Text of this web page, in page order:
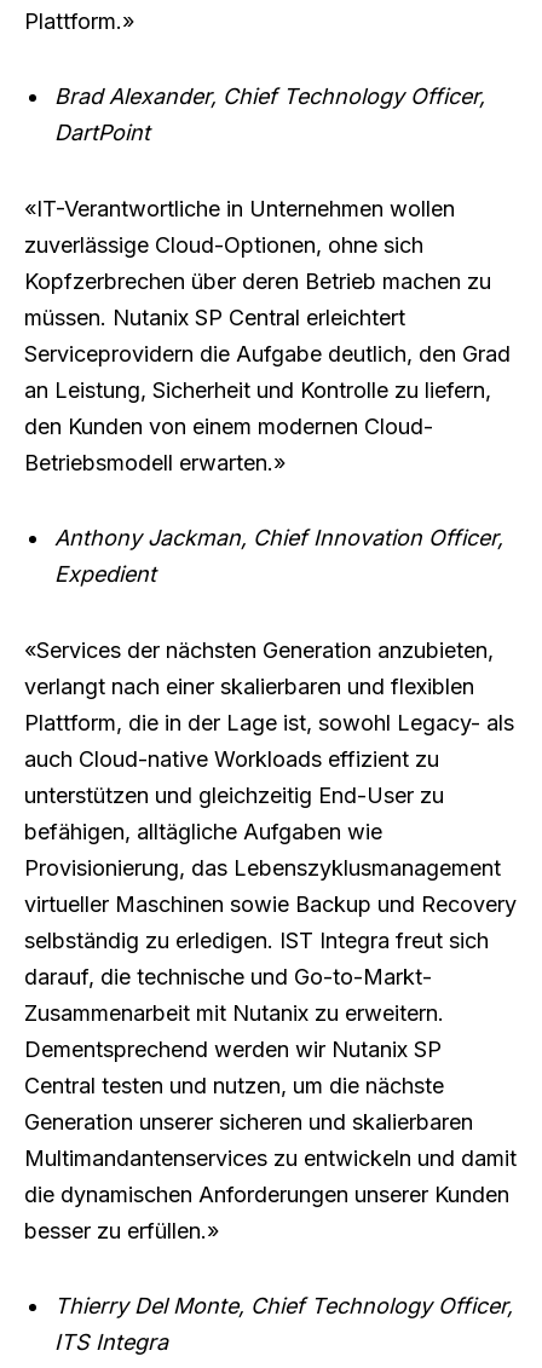
Plattform.»
Brad Alexander, Chief Technology Officer,
DartPoint
«IT-Verantwortliche in Unternehmen wollen
zuverlässige Cloud-Optionen, ohne sich
Kopfzerbrechen über deren Betrieb machen zu
müssen. Nutanix SP Central erleichtert
Serviceprovidern die Aufgabe deutlich, den Grad
an Leistung, Sicherheit und Kontrolle zu liefern,
den Kunden von einem modernen Cloud-
Betriebsmodell erwarten.»
Anthony Jackman, Chief Innovation Officer,
Expedient
«Services der nächsten Generation anzubieten,
verlangt nach einer skalierbaren und flexiblen
Plattform, die in der Lage ist, sowohl Legacy- als
auch Cloud-native Workloads effizient zu
unterstützen und gleichzeitig End-User zu
befähigen, alltägliche Aufgaben wie
Provisionierung, das Lebenszyklusmanagement
virtueller Maschinen sowie Backup und Recovery
selbständig zu erledigen. IST Integra freut sich
darauf, die technische und Go-to-Markt-
Zusammenarbeit mit Nutanix zu erweitern.
Dementsprechend werden wir Nutanix SP
Central testen und nutzen, um die nächste
Generation unserer sicheren und skalierbaren
Multimandantenservices zu entwickeln und damit
die dynamischen Anforderungen unserer Kunden
besser zu erfüllen.»
Thierry Del Monte, Chief Technology Officer,
ITS Integra